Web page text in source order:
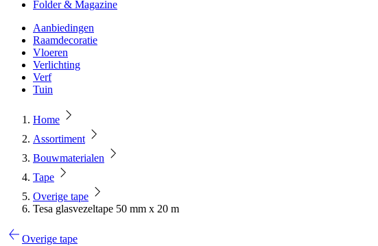
Folder & Magazine
Aanbiedingen
Raamdecoratie
Vloeren
Verlichting
Verf
Tuin
Home
Assortiment
Bouwmaterialen
Tape
Overige tape
Tesa glasvezeltape 50 mm x 20 m
Overige tape